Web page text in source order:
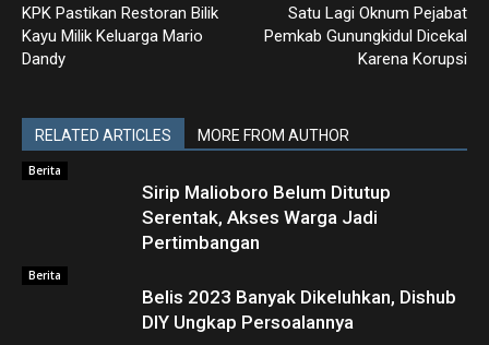
KPK Pastikan Restoran Bilik
Kayu Milik Keluarga Mario
Dandy
Satu Lagi Oknum Pejabat
Pemkab Gunungkidul Dicekal
Karena Korupsi
RELATED ARTICLES MORE FROM AUTHOR
Berita
Sirip Malioboro Belum Ditutup
Serentak, Akses Warga Jadi
Pertimbangan
Berita
Belis 2023 Banyak Dikeluhkan, Dishub
DIY Ungkap Persoalannya